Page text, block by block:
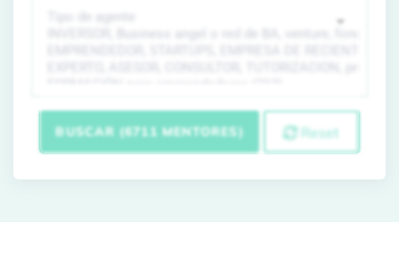
BUSCAR (6711 MENTORES) Reset